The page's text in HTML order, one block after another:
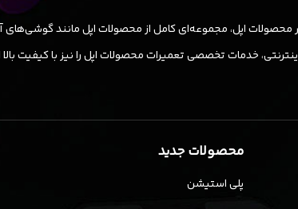
اپل، مجموعه‌ای کامل از محصولات اپل مانند گوشی‌های
خدمات تخصصی تعمیرات محصولات اپل را نیز با کیفیت
محصولات جدید
پلی استیشن